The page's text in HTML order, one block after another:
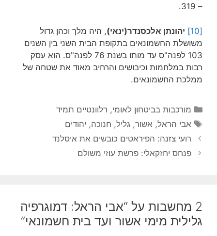
– 319.
[10] יהונתן אלכסנדר(ינאי), היה מלך וכהן גדול
משושלת החשמונאים בתקופת הבית השני בין השנים
103 לפנה"ס עד מותו בשנת 76 לפנה"ס. הוא עסק
רבות במלחמות וכיבושים והרחיב מאוד את שטחה של
ממלכת החשמונאים.
קטגוריות
מורכבות בביטחון לאומי, רלוונטיים תמיד
תגיות
אבי הראל, אשור,גליל, חנוכה, יהודים
רועי צזנה: הפיראטים כובשים את איסלנד
פנחס יחזקאלי: פרשת עוזי משולם
2 מחשבות על “אבי הראל: דמוגרפיה
גלילית מימי אשור ועד בית חשמונאי”